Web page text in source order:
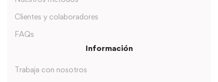
Clientes y colaboradores
FAQs
Información
Trabaja con nosotros